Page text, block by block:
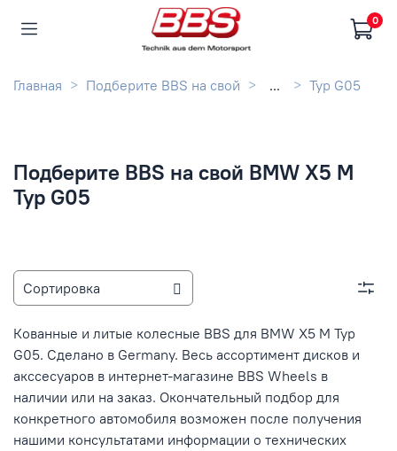
0
Главная Подберите BBS на свой ... Typ G05
Подберите BBS на свой BMW X5 M
Typ G05
Кованные и литые колесные BBS для BMW X5 M Typ
G05. Сделано в Germany. Весь ассортимент дисков и
акссесуаров в интернет-магазине BBS Wheels в
наличии или на заказ. Окончательный подбор для
конкретного автомобиля возможен после получения
нашими консультатами информации о технических